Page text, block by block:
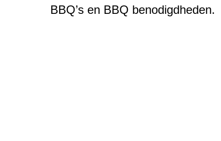
BBQ’s en BBQ benodigdheden.